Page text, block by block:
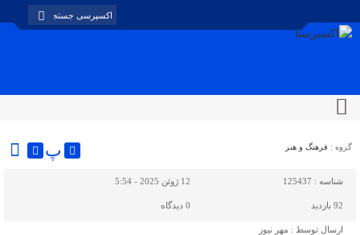
گروه : فرهنگ و هنر پ
شناسه : 125437 12 ژوئن 2025 - 5:54
92 بازدید 0 دیدگاه
ارسال توسط : مهر نیوز